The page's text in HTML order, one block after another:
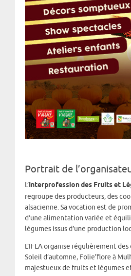
Portrait de
L’Interprofession des Fruits et
regroupe des producteurs, des
alsacienne. Sa vocation est de
d’une alimentation variée et
légumes issus d’une production
L’IFLA organise régulièrement
Soleil d’automne, Folie'flore à
majestueux de fruits et légumes